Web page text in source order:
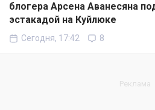
блогера Арсена Аванесяна
эстакадой на Куйлюке
Сегодня, 17:42 8